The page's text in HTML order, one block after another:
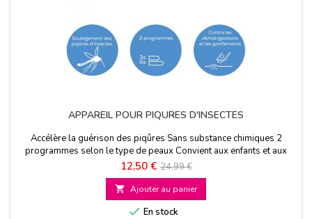
APPAREIL POUR PIQURES D'INSECTES
Accélère la guérison des piqûres Sans substance chimiques 2
programmes selon le type de peaux Convient aux enfants et aux
femmes enceintes
Prix
12,50 € Prix
de
base
24,99 €
 Ajouter au panier
 En stock